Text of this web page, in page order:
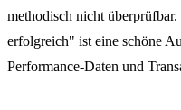
methodisch nicht überprüfbar.
erfolgreich" ist eine schöne
Performance-Daten und